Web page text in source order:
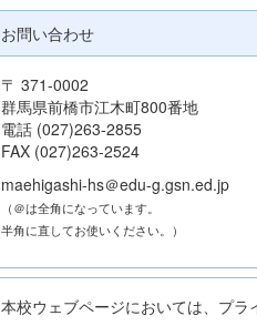
お問い合わせ
〒 371-0002
群馬県前橋市江木町800番地
電話 (027)263-2855
FAX (027)263-2524
maehigashi-hs＠edu-g.gsn.ed.jp
（＠は全角になっています。
半角に直してお使いください。）
本校ウェブページにおいては、プラ